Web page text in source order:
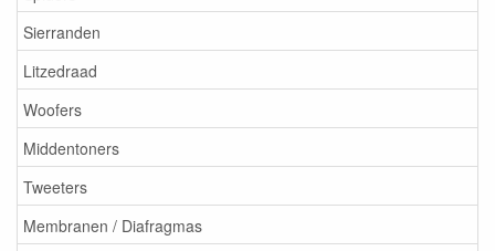
Sierranden
Litzedraad
Woofers
Middentoners
Tweeters
Membranen / Diafragmas